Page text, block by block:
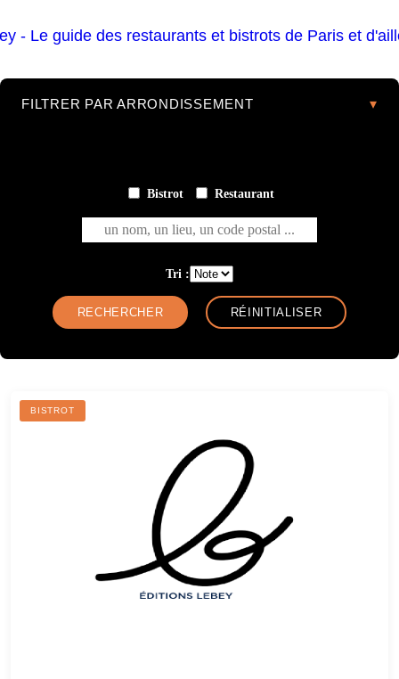
FILTRER PAR ARRONDISSEMENT
Bistrot Restaurant
un nom, un lieu, un code postal ...
Tri :
BISTROT